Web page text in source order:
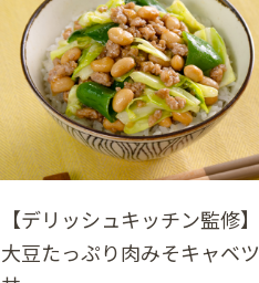
【デリッシュキッチン監修】
大豆たっぷり肉みそキャベツ